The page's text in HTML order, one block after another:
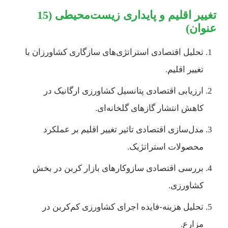
تغییر اقلیم و پایداری زیست‌محیطی (15
عنوان)
تحلیل اقتصادی استراتژی‌های سازگاری کشاورزان با
تغییر اقلیم.
ارزیابی اقتصادی پتانسیل کشاورزی ارگانیک در
کاهش انتشار گازهای گلخانه‌ای.
مدل‌سازی اقتصادی تاثیر تغییر اقلیم بر عملکرد
محصولات استراتژیک.
بررسی اقتصادی سازوکارهای بازار کربن در بخش
کشاورزی.
تحلیل هزینه-فایده اجرای کشاورزی کم‌کربن در
مزارع.